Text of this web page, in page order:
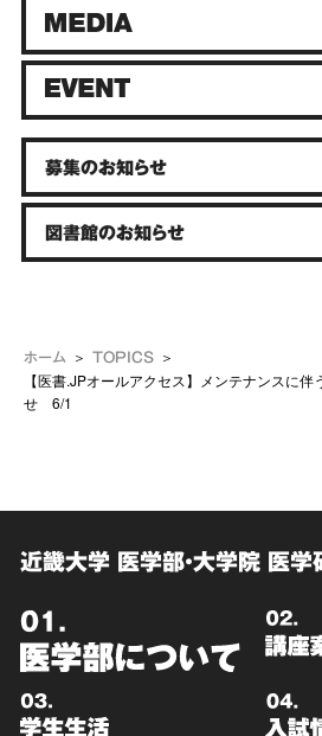
ホーム TOPICS
【医書.JPオールアクセス】メンテナンスに
せ 6/1
募集のお知らせ
図書館のお知らせ
近畿大学 医学部・大学院 医学